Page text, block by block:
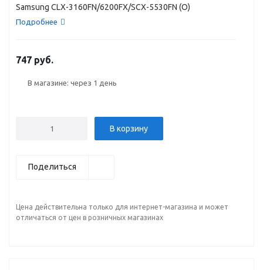
Samsung CLX-3160FN/6200FX/SCX-5530FN (O)
Подробнее
747 руб.
В магазине: через 1 день
В корзину
Поделиться
Цена действительна только для интернет-магазина и может
отличаться от цен в розничных магазинах